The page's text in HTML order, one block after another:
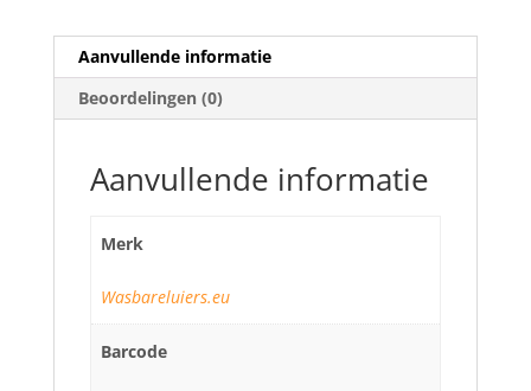
Aanvullende informatie
Beoordelingen (0)
Aanvullende informatie
Merk
Wasbareluiers.eu
Barcode